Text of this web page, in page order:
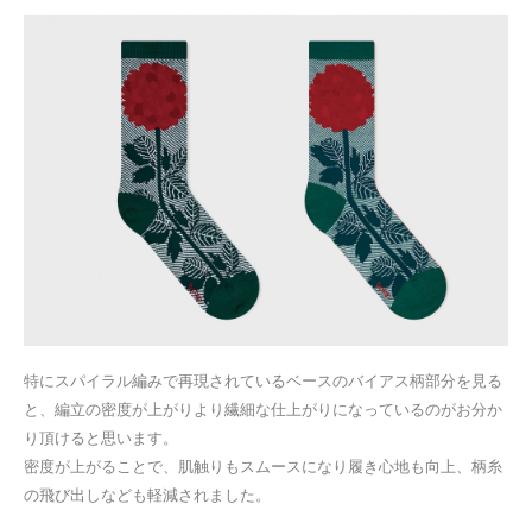
特にスパイラル編みで再現されているベースのバイアス柄部分を見る
と、編立の密度が上がりより繊細な仕上がりになっているのがお分か
り頂けると思います。
密度が上がることで、肌触りもスムースになり履き心地も向上、柄糸
の飛び出しなども軽減されました。